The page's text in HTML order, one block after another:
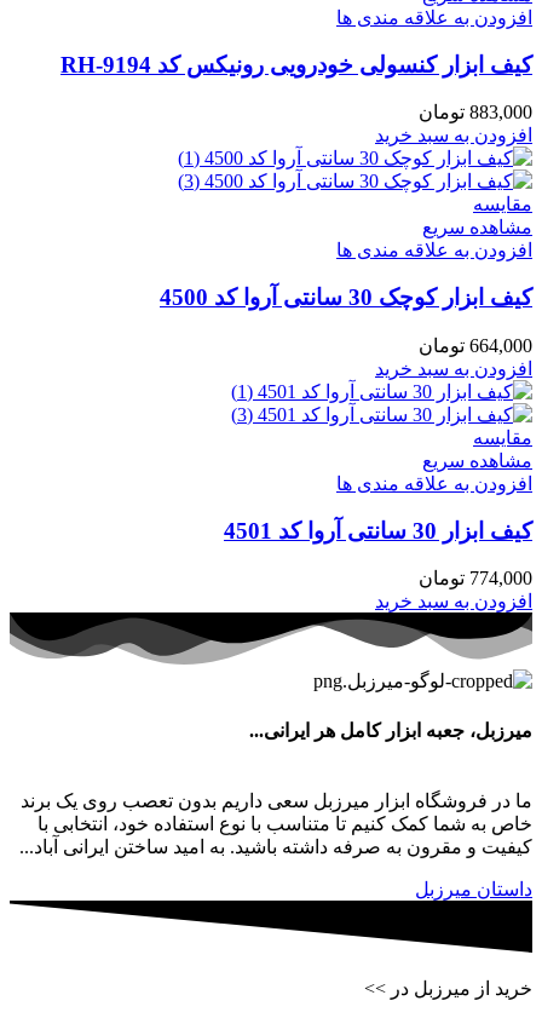
افزودن به علاقه مندی ها
کیف ابزار کنسولی خودرویی رونیکس کد RH-9194
883,000 تومان
افزودن به سبد خرید
مقایسه
مشاهده سریع
افزودن به علاقه مندی ها
کیف ابزار کوچک 30 سانتی آروا کد 4500
664,000 تومان
افزودن به سبد خرید
مقایسه
مشاهده سریع
افزودن به علاقه مندی ها
کیف ابزار 30 سانتی آروا کد 4501
774,000 تومان
افزودن به سبد خرید
میرزبل، جعبه ابزار کامل هر ایرانی...
ما در فروشگاه ابزار میرزبل سعی داریم بدون تعصب روی یک برند
خاص به شما کمک کنیم تا متناسب با نوع استفاده خود، انتخابی با
کیفیت و مقرون به صرفه داشته باشید. به امید ساختن ایرانی آباد...
داستان میرزبل
خرید از میرزبل در >>